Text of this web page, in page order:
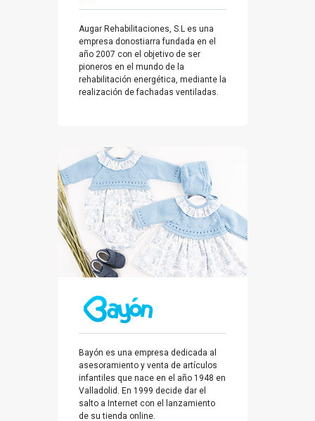
Augar Rehabilitaciones, S.L es una
empresa donostiarra fundada en el
año 2007 con el objetivo de ser
pioneros en el mundo de la
rehabilitación energética, mediante la
realización de fachadas ventiladas.
Bayón es una empresa dedicada al
asesoramiento y venta de artículos
infantiles que nace en el año 1948 en
Valladolid. En 1999 decide dar el
salto a Internet con el lanzamiento
de su tienda online.